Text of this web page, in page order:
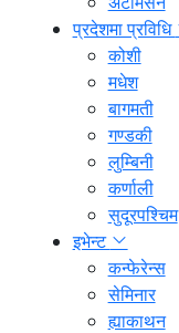
प्रदेशमा प्रविधि
कोशी
मधेश
बागमती
गण्डकी
लुम्बिनी
कर्णाली
सुदूरपश्चिम
इभेन्ट
कन्फेरेन्स
सेमिनार
ह्याकाथन